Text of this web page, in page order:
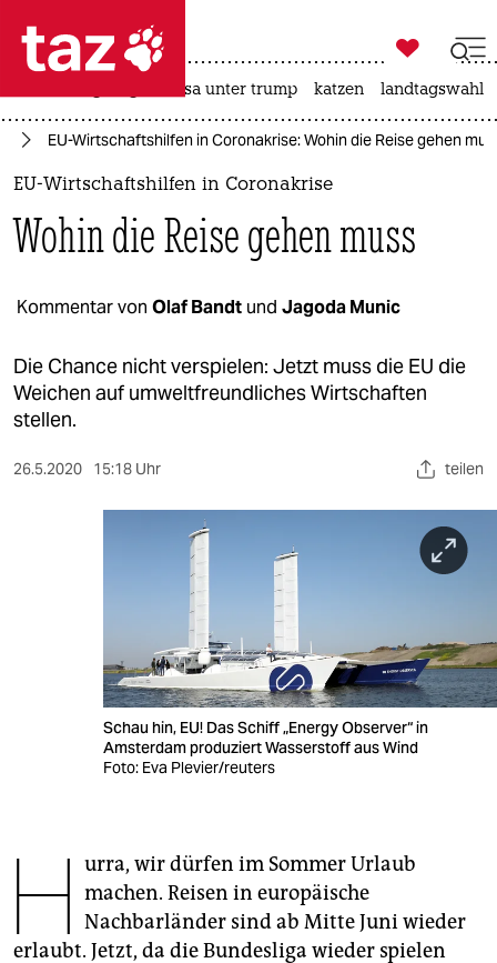
 taz zahl ich
taz zahl ich
politik
öko
gesellschaft
kultur
veranstaltungen
unterstützen
genossenschaft

taz zahl ich
usa unter trump katzen landtagswahl
EU-Wirtschaftshilfen in Coronakrise: Wohin die Reise gehen
EU-Wirtschaftshilfen in Coronakrise
Wohin die Reise gehen muss
Kommentar von Olaf Bandt und Jagoda Munic
Die Chance nicht verspielen: Jetzt muss die EU die
Weichen auf umweltfreundliches Wirtschaften
stellen.
26.5.2020 15:18 Uhr teilen
Schau hin, EU! Das Schiff „Energy Observer“ in
Amsterdam produziert Wasserstoff aus Wind
Foto: Eva Plevier/reuters
H urra, wir dürfen im Sommer Urlaub
machen. Reisen in europäische
Nachbarländer sind ab Mitte Juni wieder
erlaubt. Jetzt, da die Bundesliga wieder spielen